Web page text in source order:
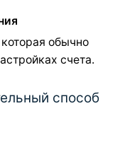
которая обычно
счета.
способ